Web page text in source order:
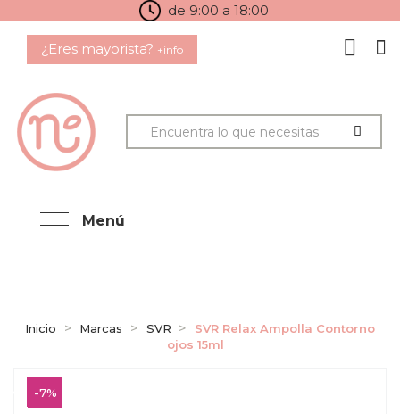
de 9:00 a 18:00
¿Eres mayorista? +info
Menú
Inicio Marcas SVR
SVR Relax Ampolla Contorno
ojos 15ml
-7%
-7%